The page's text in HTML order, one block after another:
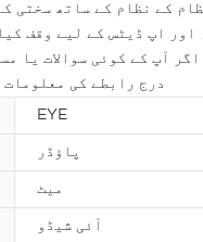
اپ ڈیٹس کے لیے وقف
آپ کے کوئی سوالات یا
درج رابطے کی
EYE
پاؤڈر
میٹ
آئی شیڈو